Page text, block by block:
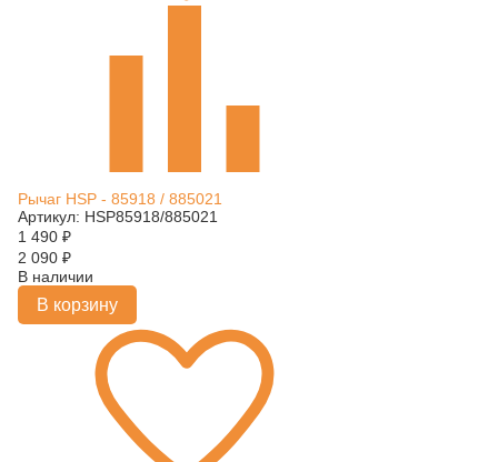
Рычаг HSP - 85918 / 885021
Артикул: HSP85918/885021
1 490 ₽
2 090 ₽
В наличии
В корзину